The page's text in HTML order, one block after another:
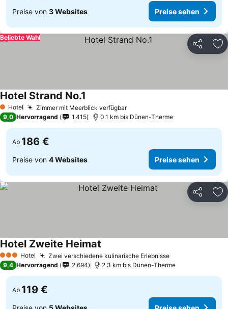
Preise von 3 Websites Preise sehen
Teilen
Beliebte Wahl
1 Sterne
Hotel Zimmer mit Meerblick verfügbarPreise sehen
Hotel Strand No.1
9,0 Hervorragend 1.415 0.1 km bis Dünen-Therme
Ab 186 €
Preise von 4 Websites Preise sehen
Teilen
3 SterneHotel Zwei verschiedene kulinarische ErlebnissePreise sehen
Hotel Zweite Heimat
9,4 Hervorragend 2.694 2.3 km bis Dünen-Therme
Ab 119 €